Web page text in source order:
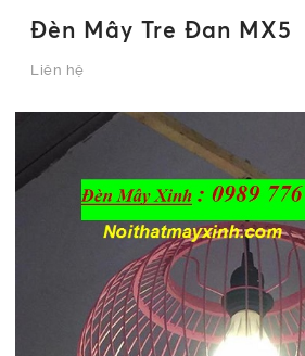
Đèn Mây Tre Đan MX5
Liên hệ